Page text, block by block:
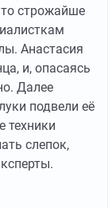
строжайше
Анастасия
и, опасаясь
Далее
подвели её
техники
слепок,